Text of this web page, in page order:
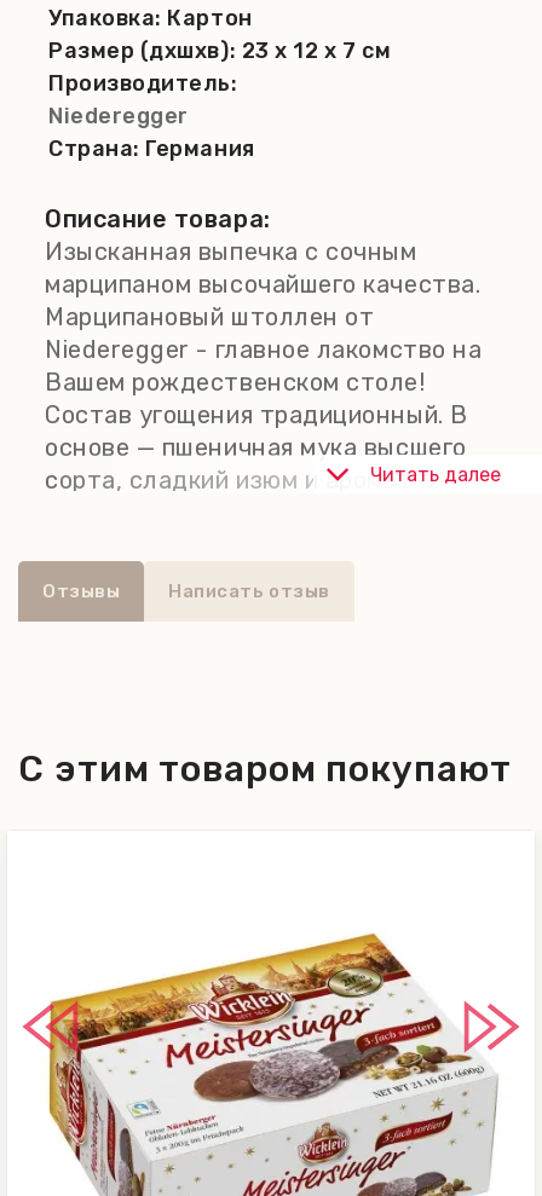
Упаковка: Картон
Размер (дхшхв): 23 x 12 x 7 см
Производитель:
Niederegger
Страна: Германия
Описание товара:
Изысканная выпечка с сочным
марципаном высочайшего качества.
Марципановый штоллен от
Niederegger - главное лакомство на
Вашем рождественском столе!
Состав угощения традиционный. В
основе — пшеничная мука высшего
сорта, сладкий изюм и ароматный
аромата!
Читать далее
Отзывы Написать отзыв
С этим товаром покупают